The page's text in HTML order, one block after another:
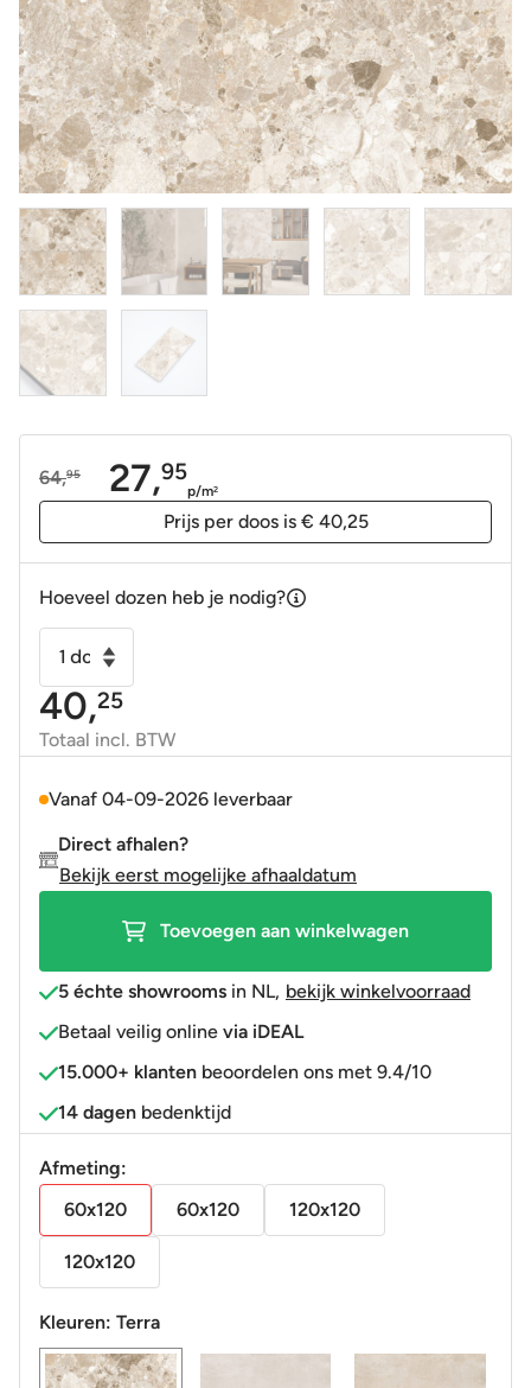
64,95
Oorspronkelijke
27,95
Huidige
p/m2
Prijs per doos is € 40,25
Hoeveel dozen heb je nodig?
Vloertegel
Wandtegel
Ambrosia
terrazzo
60x120
gerectificeerd
40,25
Totaal incl. BTW
Vanaf 04-09-2026 leverbaar
Direct afhalen?
Bekijk eerst mogelijke afhaaldatum
Toevoegen aan winkelwagen
5 échte showrooms in NL, bekijk winkelvoorraad
Betaal veilig online via iDEAL
15.000+ klanten beoordelen ons met 9.4/10
14 dagen bedenktijd
Afmeting:
60x120
60x120 120x120
120x120
Kleuren: Terra